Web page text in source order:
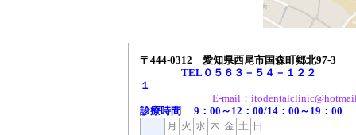
〒444-0312 愛知県西尾市国森町郷北97-3
TEL０５６３－５４－１２２
１
E-mail：
診療時間 9：00～12：00/14：00～19：00
月 火 水 木 金 土
日